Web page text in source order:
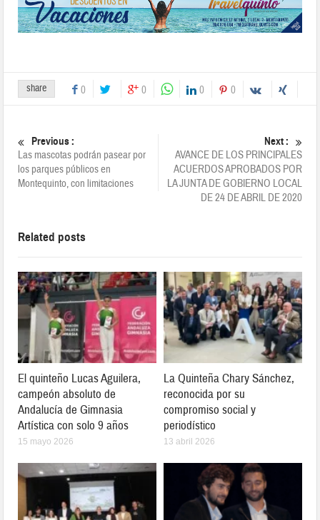
share 0 0 0 0
Previous :
Las mascotas podrán pasear por
los parques públicos en
Montequinto, con limitaciones
Next :
AVANCE DE LOS PRINCIPALES
ACUERDOS APROBADOS POR
LA JUNTA DE GOBIERNO LOCAL
DE 24 DE ABRIL DE 2020
Related posts
El quinteño Lucas Aguilera,
campeón absoluto de
Andalucía de Gimnasia
Artística con solo 9 años
15 mayo 2026
La Quinteña Chary Sánchez,
reconocida por su
compromiso social y
periodístico
13 abril 2026